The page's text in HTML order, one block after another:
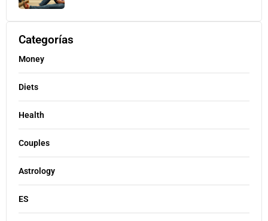
Categorías
Money
Diets
Health
Couples
Astrology
ES